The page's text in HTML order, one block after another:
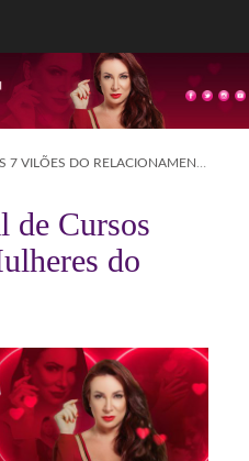
7 VILÕES DO RELACIONAMENTO
de Cursos
do